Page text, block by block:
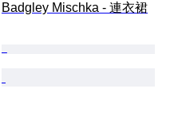
Badgley Mischka - 連衣裙